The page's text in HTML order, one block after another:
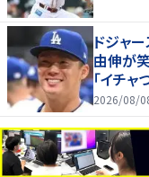
ドジャ
由伸が
「イチ
みで拍手
2026/08/